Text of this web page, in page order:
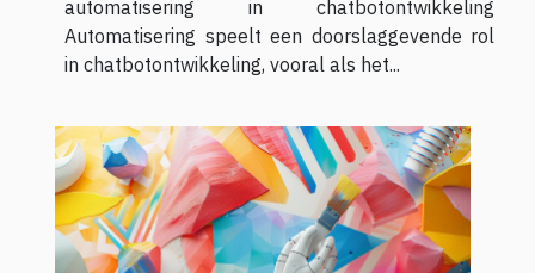
automatisering in chatbotontwikkeling
Automatisering speelt een doorslaggevende rol
in chatbotontwikkeling, vooral als het...